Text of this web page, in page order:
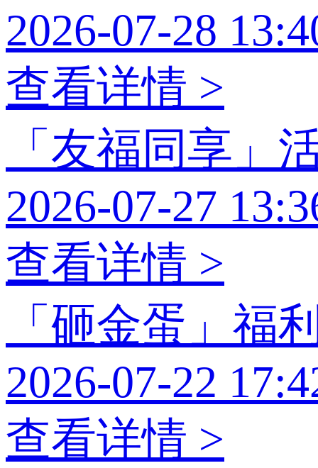
2026-07-28
查看详情 >
「友福同享」
2026-07-27
查看详情 >
「砸金蛋」福
2026-07-22
查看详情 >